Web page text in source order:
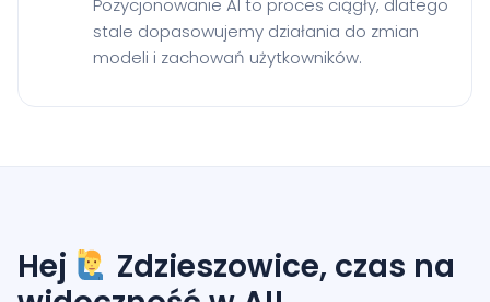
Pozycjonowanie AI to proces ciągły, dlatego
stale dopasowujemy działania do zmian
modeli i zachowań użytkowników.
Hej
Zdzieszowice, czas na